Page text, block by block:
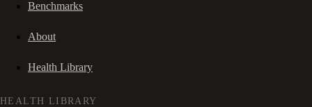
Benchmarks
About
Health Library
HEALTH LIBRARY